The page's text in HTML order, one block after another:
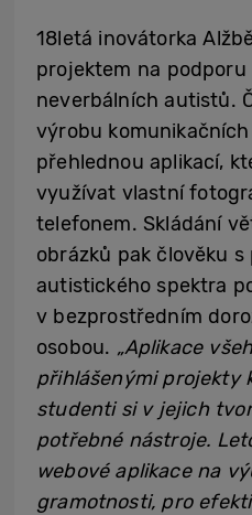
18letá inovátorka
projektem na podporu
neverbálních autistů.
výrobu
přehlednou aplikací,
využívat vlastní
telefonem. Skládání
obrázků pak člověku
autistického spektra
v bezprostředním
osobou. „Aplikace
přihlášenými projekty
studenti si v jejich
potřebné nástroje.
webové aplikace na
gramotnosti, pro